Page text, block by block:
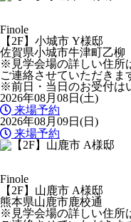
Finole
【2F】小城市 Y様邸
佐賀県小城市牛津町乙柳
※見学会場の詳しい住所
ご連絡させていただきま
※前日・当日のお受付は
2026年08月08日(土)
来場予約
2026年08月09日(日)
来場予約
Finole
【2F】山鹿市 A様邸
熊本県山鹿市鹿校通
※見学会場の詳しい住所